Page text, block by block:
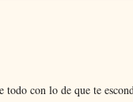
con lo de que te